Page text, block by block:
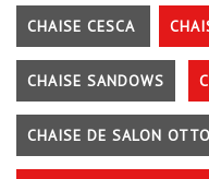
CHAISE CESCA
CHAISE SANDOWS
CHAISE DE SALON